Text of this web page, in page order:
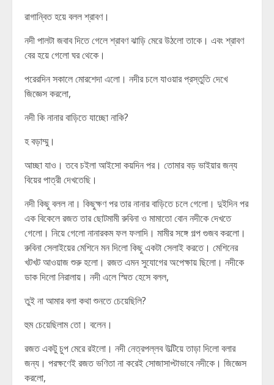
রাগান্বিত হয়ে বলল শ্রাবণ।
নদী পালটা জবাব দিতে গেলে শ্রাবণ ঝাড়ি মেরে উঠলো তাকে। এবং শ্রাবণ
বের হয়ে গেলো ঘর থেকে।
পরেরদিন সকালে মোরশেদা এলো। নদীর চলে যাওয়ার প্রস্তুতি দেখে
জিজ্ঞেস করলো,
নদী কি নানার বাড়িতে যাচ্ছো নাকি?
হ বড়াম্মু।
আচ্ছা যাও। তবে চইলা আইসো কয়দিন পর। তোমার বড় ভাইয়ার জন্য
বিয়ের পাত্রী দেখতেছি।
নদী কিছু বলল না। কিছুক্ষণ পর তার নানার বাড়িতে চলে গেলো। দুইদিন পর
এক বিকেলে রজত তার ছোটমামী রুবিনা ও মামাতো বোন নদীকে দেখতে
গেলো। নিয়ে গেলো নানারকম ফল ফলাদি। মামীর সঙ্গে গল্প গুজব করলো।
রুবিনা সেলাইয়ের মেশিনে মন দিলো কিছু একটা সেলাই করতে। মেশিনের
খটখট আওয়াজ শুরু হলো। রজত এমন সুযোগের অপেক্ষায় ছিলো। নদীকে
ডাক দিলো নিরালায়। নদী এলে স্মিত হেসে বলল,
তুই না আমার বলা কথা শুনতে চেয়েছিলি?
হুম চেয়েছিলাম তো। বলেন।
রজত একটু চুপ মেরে রইলো। নদী নেত্রপল্লব উল্টিয়ে তাড়া দিলো বলার
জন্য। পরক্ষণেই রজত ভণিতা না করেই সোজাসাপ্টাভাবে নদীকে। জিজ্ঞেস
করলো,